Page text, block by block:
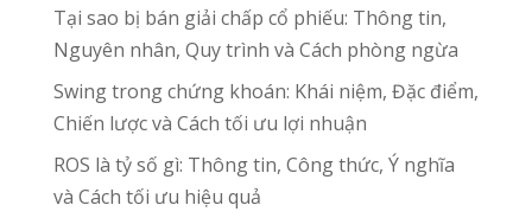
Tại sao bị bán giải chấp cổ phiếu: Thông tin,
Nguyên nhân, Quy trình và Cách phòng ngừa
Swing trong chứng khoán: Khái niệm, Đặc điểm,
Chiến lược và Cách tối ưu lợi nhuận
ROS là tỷ số gì: Thông tin, Công thức, Ý nghĩa
và Cách tối ưu hiệu quả